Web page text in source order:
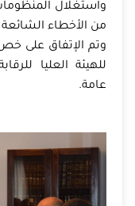
واستغلال
من الأخطاء
وتم الإتفاق على
للهيئة العليا
عامة.